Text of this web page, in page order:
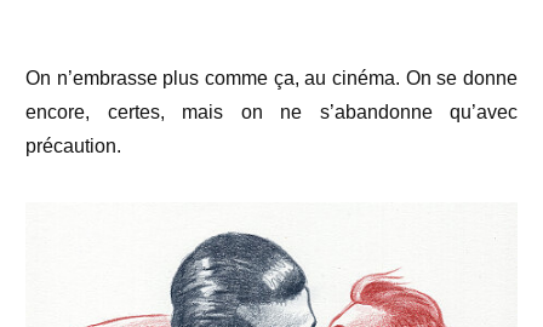
On n’embrasse plus comme ça, au cinéma. On se donne
encore, certes, mais on ne s’abandonne qu’avec
précaution.